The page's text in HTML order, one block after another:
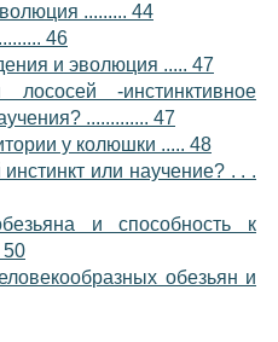
......... 44
46
и эволюция ..... 47
-инстинктивное
............. 47
у колюшки ..... 48
или научение? . . .
и способность к
50
обезьян и